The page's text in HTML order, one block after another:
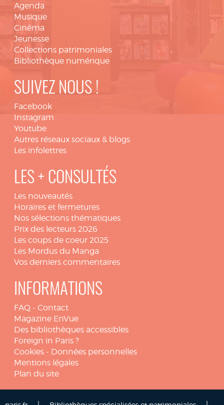
Agenda
Musique
Cinéma
Jeunesse
Collections patrimoniales
Bibliothèque numérique
SUIVEZ NOUS !
Facebook
Instagram
Youtube
Autres réseaux sociaux & blogs
Les infolettres
LES + CONSULTÉS
Les nouveautés
Horaires et fermetures
Nos sélections thématiques
Prix des lecteurs 2026
Les coups de coeur 2025
Les Mordus du Manga
Vos derniers commentaires
INFORMATIONS
FAQ - Contact
Magazine EnVue
Des bibliothèques accessibles
Foreign in Paris ?
Cookies - Données personnelles
Mentions légales
Plan du site